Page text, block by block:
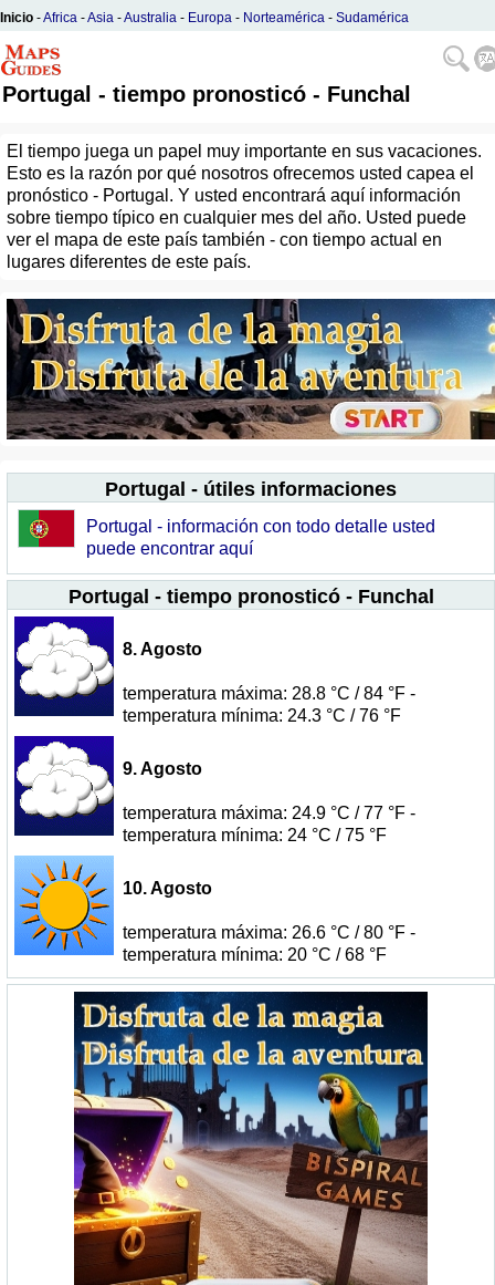
Inicio -Africa -Asia -Australia - Europa - Norteamérica - Sudamérica
Portugal - tiempo pronosticó - Funchal
El tiempo juega un papel muy importante en sus vacaciones.
Esto es la razón por qué nosotros ofrecemos usted capea el
pronóstico - Portugal. Y usted encontrará aquí información
sobre tiempo típico en cualquier mes del año. Usted puede
ver el mapa de este país también - con tiempo actual en
lugares diferentes de este país.
Portugal - útiles informaciones
Portugal - información con todo detalle usted
puede encontrar aquí
Portugal - tiempo pronosticó - Funchal
8. Agosto
temperatura máxima: 28.8 °C / 84 °F -
temperatura mínima: 24.3 °C / 76 °F
9. Agosto
temperatura máxima: 24.9 °C / 77 °F -
temperatura mínima: 24 °C / 75 °F
10. Agosto
temperatura máxima: 26.6 °C / 80 °F -
temperatura mínima: 20 °C / 68 °F